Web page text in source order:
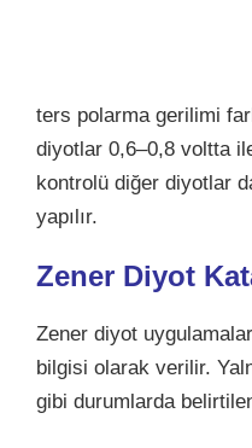
ters polarma gerilimi
diyotlar 0,6–0,8 voltta
kontrolü diğer diyotlar
yapılır.
Zener Diyot
Zener diyot
bilgisi olarak verilir.
gibi durumlarda